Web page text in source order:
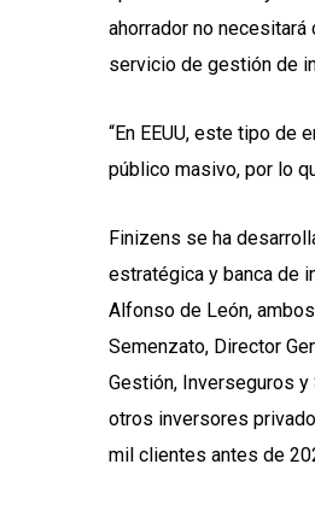
ahorrador no
servicio de gestión de
“En EEUU, este tipo de
público masivo, por lo
Finizens se ha
estratégica y banca de
Alfonso de León,
Semenzato, Director
Gestión, Inverseguros
otros inversores
mil clientes antes de